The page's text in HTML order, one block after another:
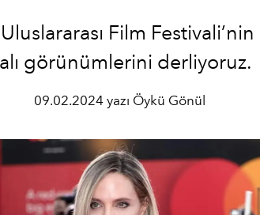
Film Festivali’nin
görünümlerini derliyoruz.
09.02.2024 yazı Öykü Gönül